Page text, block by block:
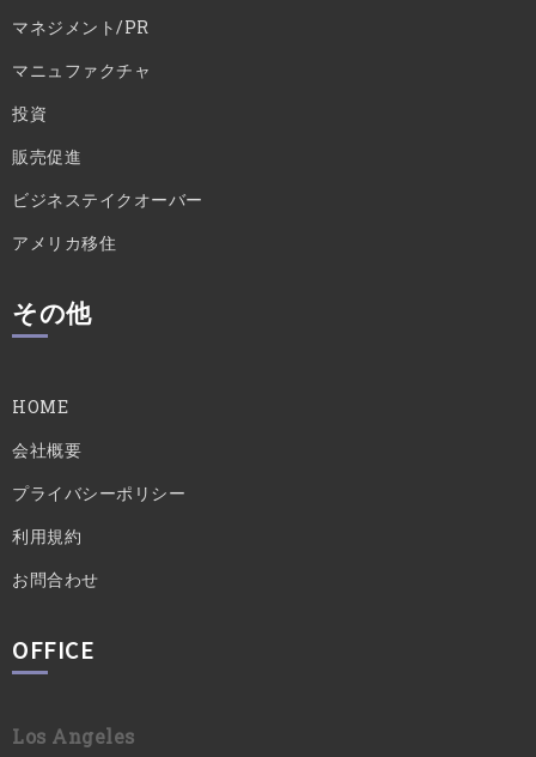
マネジメント/PR
マニュファクチャ
投資
販売促進
ビジネステイクオーバー
アメリカ移住
その他
HOME
会社概要
プライバシーポリシー
利用規約
お問合わせ
OFFICE
Los Angeles